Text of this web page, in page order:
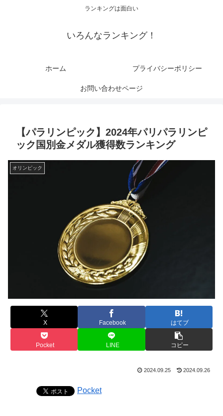
ランキングは面白い
いろんなランキング！
ホーム プライバシーポリシー
お問い合わせページ
【パラリンピック】2024年パリパラリンピ
ック国別金メダル獲得数ランキング
オリンピック
X Facebook はてブ
Pocket LINE コピー
2024.09.25 2024.09.26
Pocket